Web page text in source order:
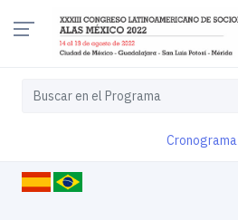
Cronograma